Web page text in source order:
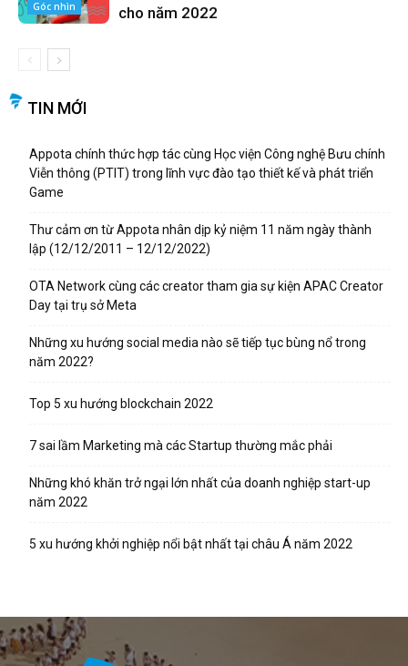
Góc nhìn
cho năm 2022
TIN MỚI
Appota chính thức hợp tác cùng Học viện Công nghệ Bưu chính
Viễn thông (PTIT) trong lĩnh vực đào tạo thiết kế và phát triển
Game
Thư cảm ơn từ Appota nhân dịp kỷ niệm 11 năm ngày thành
lập (12/12/2011 – 12/12/2022)
OTA Network cùng các creator tham gia sự kiện APAC Creator
Day tại trụ sở Meta
Những xu hướng social media nào sẽ tiếp tục bùng nổ trong
năm 2022?
Top 5 xu hướng blockchain 2022
7 sai lầm Marketing mà các Startup thường mắc phải
Những khó khăn trở ngại lớn nhất của doanh nghiệp start-up
năm 2022
5 xu hướng khởi nghiệp nổi bật nhất tại châu Á năm 2022